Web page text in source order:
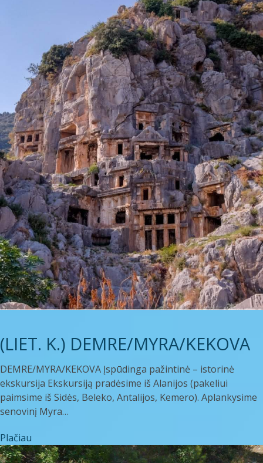
(LIET. K.) DEMRE/MYRA/KEKOVA
DEMRE/MYRA/KEKOVA Įspūdinga pažintinė – istorinė
ekskursija Ekskursiją pradėsime iš Alanijos (pakeliui
paimsime iš Sidės, Beleko, Antalijos, Kemero). Aplankysime
senovinį Myra…
Plačiau